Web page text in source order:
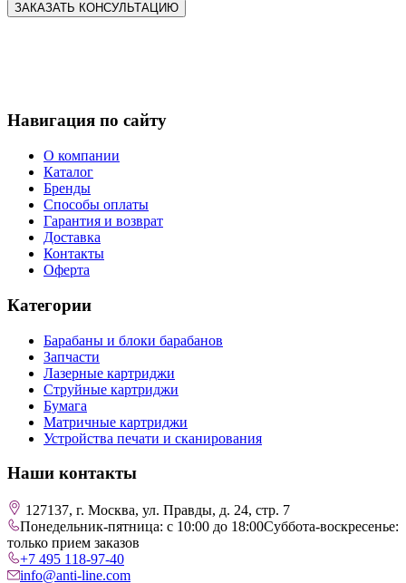
Навигация по сайту
О компании
Каталог
Бренды
Способы оплаты
Гарантия и возврат
Доставка
Контакты
Оферта
Категории
Барабаны и блоки барабанов
Запчасти
Лазерные картриджи
Струйные картриджи
Бумага
Матричные картриджи
Устройства печати и сканирования
Наши контакты
127137, г. Москва, ул. Правды, д. 24, стр. 7
Понедельник-пятница: с 10:00 до 18:00Суббота-воскресенье:
только прием заказов
+7 495 118-97-40
info@anti-line.com